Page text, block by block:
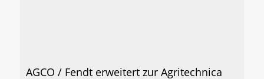
AGCO / Fendt erweitert zur Agritechnica